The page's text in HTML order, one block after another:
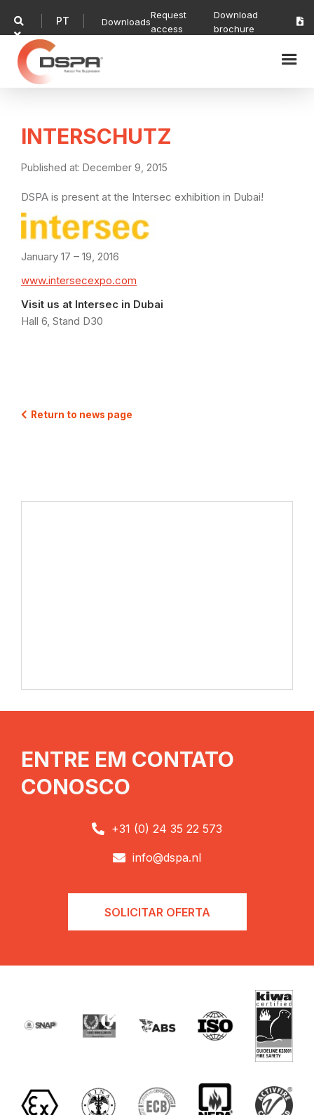


PT Downloads
Request
access
Download
brochure

INTERSCHUTZ
Published at: December 9, 2015
DSPA is present at the Intersec exhibition in Dubai!
January 17 – 19, 2016
www.intersecexpo.com
Visit us at Intersec in Dubai
Hall 6, Stand D30
 Return to news page
ENTRE EM CONTATO
CONOSCO
 +31 (0) 24 35 22 573
 info@dspa.nl
SOLICITAR OFERTA